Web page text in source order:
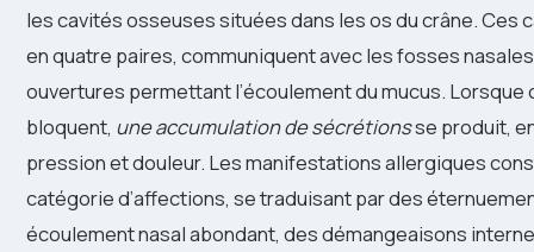
les cavités osseuses situées dans les os du crâne. Ces
en quatre paires, communiquent avec les fosses
ouvertures permettant l’écoulement du mucus. Lorsque
bloquent, une accumulation de sécrétionsse produit,
pression et douleur. Les manifestations allergiques
catégorie d’affections, se traduisant par des
écoulement nasal abondant, des démangeaisons